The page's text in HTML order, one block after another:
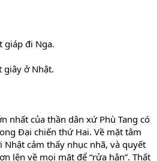
giáp đi Nga.
giây ở Nhật.
nhất của thần dân xứ Phù Tang có
Đại chiến thứ Hai. Về mặt tâm
cảm thấy nhục nhã, và quyết
lên về mọi mặt để “rửa hận”. Thất